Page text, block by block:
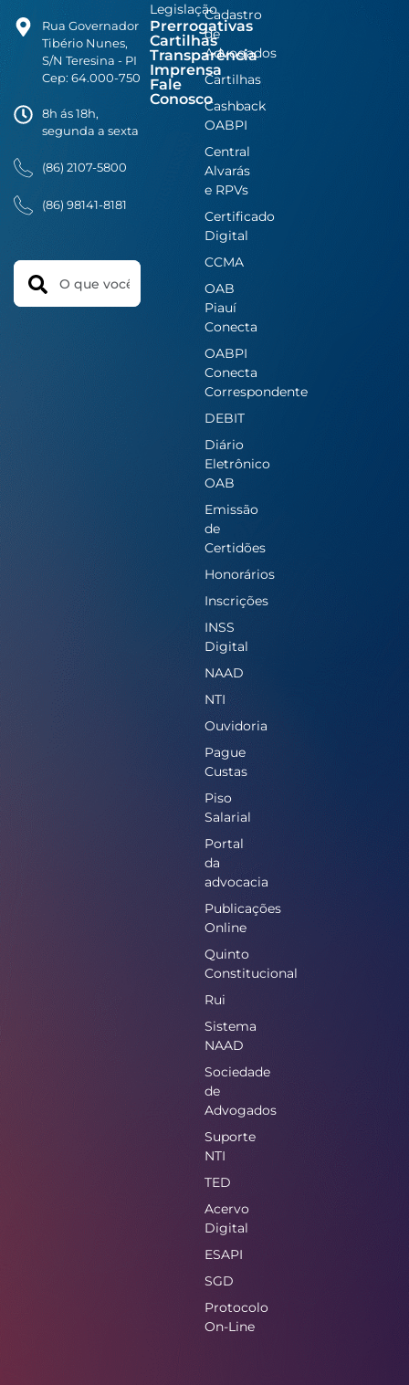
Rua Governador
Tibério Nunes,
S/N Teresina - PI
Cep: 64.000-750
8h ás 18h,
segunda a sexta
(86) 2107-5800
(86) 98141-8181
Search
Legislação
Prerrogativas
Cartilhas
Transparência
Imprensa
Fale
Conosco
Cadastro
de
Advogados
Cartilhas
Cashback
OABPI
Central
Alvarás
e RPVs
Certificado
Digital
CCMA
OAB
Piauí
Conecta
OABPI
Conecta
Correspondente
DEBIT
Diário
Eletrônico
OAB
Emissão
de
Certidões
Honorários
Inscrições
INSS
Digital
NAAD
NTI
Ouvidoria
Pague
Custas
Piso
Salarial
Portal
da
advocacia
Publicações
Online
Quinto
Constitucional
Rui
Sistema
NAAD
Sociedade
de
Advogados
Suporte
NTI
TED
Acervo
Digital
ESAPI
SGD
Protocolo
On-Line